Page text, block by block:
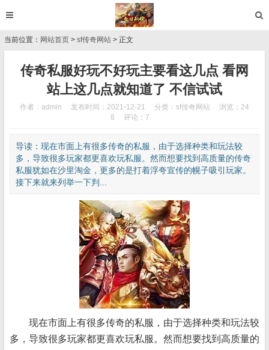
当前位置： 网站首页 > sf传奇网站 > 正文
传奇私服好玩不好玩主要看这几点 看网
站上这几点就知道了 不信试试
作者：admin 发布时间：2021-12-21 分类： sf传奇网站
浏览：24
8
评论：7
导读：现在市面上有很多传奇的私服，由于选择种类和玩法较
多，导致很多玩家都更喜欢玩私服。然而想要找到高质量的传奇
私服犹如在沙里淘金，更多的是打着浮夸宣传的幌子吸引玩家。
接下来就来列举一下判...
现在市面上有很多传奇的私服，由于选择种类和玩法较
多，导致很多玩家都更喜欢玩私服。然而想要找到高质量的